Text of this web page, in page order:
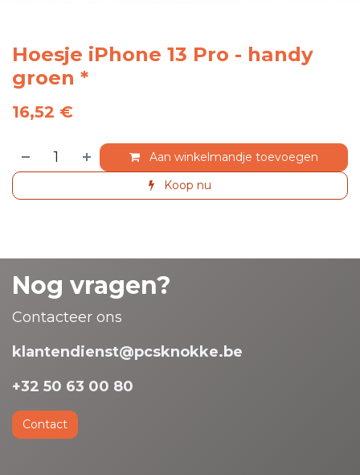
Hoesje iPhone 13 Pro - handy
groen *
16,52 €
Aan winkelmandje toevoegen
Koop nu
Nog vragen?
Contacteer ons
klantendienst@pcsknokke.be
+32 50 63 00 80
Contact